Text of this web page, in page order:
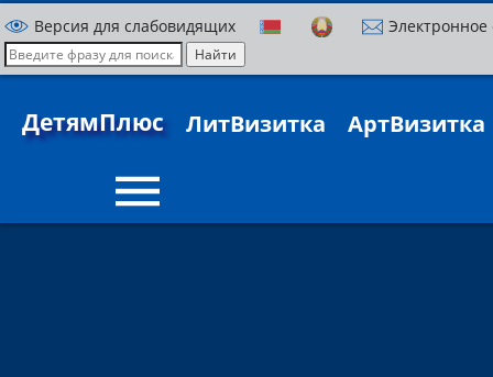
Версия для слабовидящих
ДетямПлюс ЛитВизитка АртВизитка